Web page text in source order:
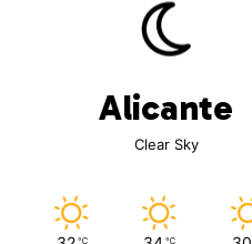
Alicante
Clear Sky
℃ ℃